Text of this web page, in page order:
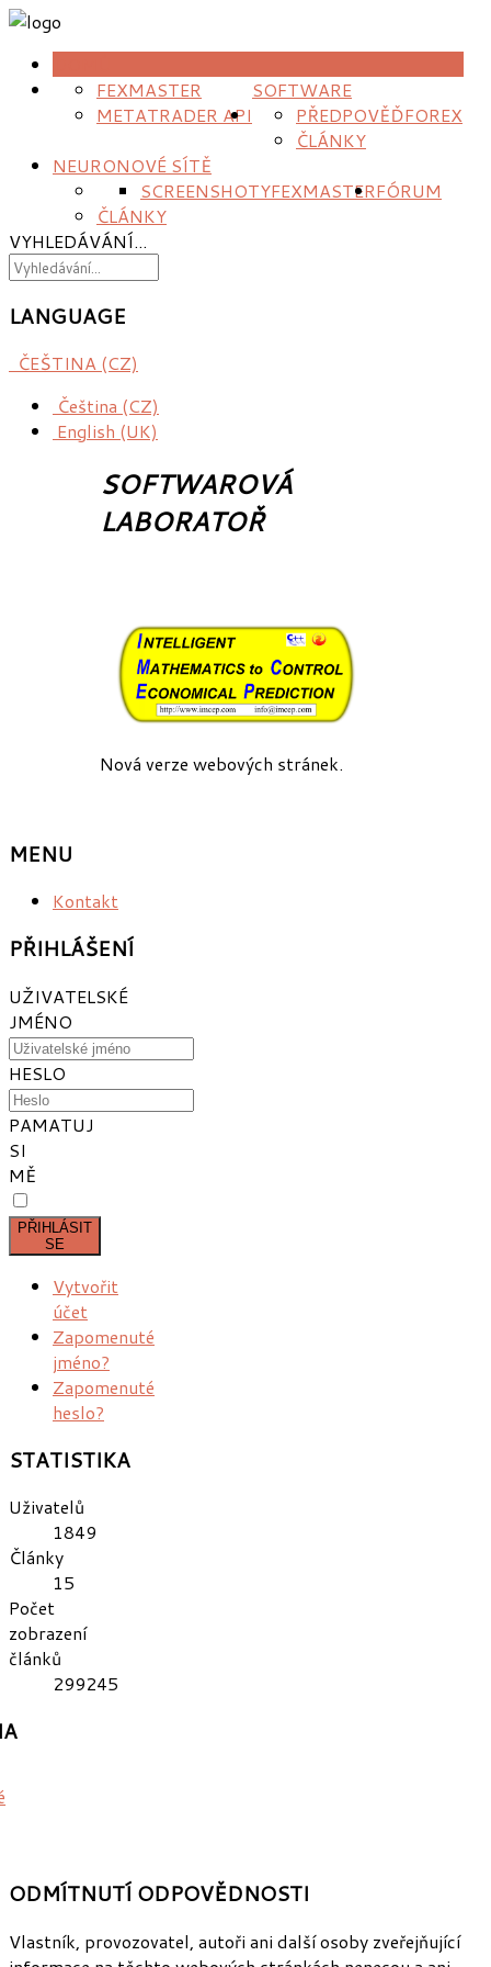
SOFTWARE
FEXMASTER
METATRADER API
FOREX
PŘEDPOVĚĎ
ČLÁNKY
NEURONOVÉ SÍTĚ
FEXMASTER
SCREENSHOTY
ČLÁNKY
FÓRUM
VYHLEDÁVÁNÍ...
LANGUAGE
ČEŠTINA (CZ)
Čeština (CZ)
English (UK)
SOFTWAROVÁ
LABORATOŘ
Nová verze webových stránek.
MENU
Kontakt
PŘIHLÁŠENÍ
UŽIVATELSKÉ
JMÉNO
HESLO
PAMATUJ
SI
MĚ
PŘIHLÁSIT
SE
Vytvořit
účet
Zapomenuté
jméno?
Zapomenuté
heslo?
STATISTIKA
Uživatelů
1849
Články
15
Počet
zobrazení
článků
299245
ODMÍTNUTÍ ODPOVĚDNOSTI
Vlastník, provozovatel, autoři ani další osoby zveřejňující